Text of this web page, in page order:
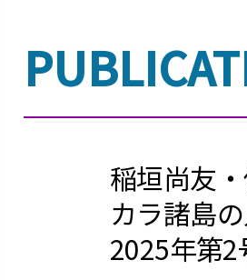
稲垣尚友
カラ諸島
2025年第2